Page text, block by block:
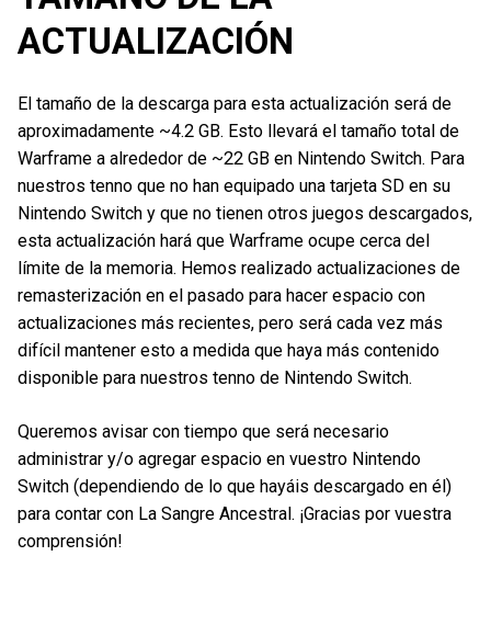
ACTUALIZACIÓN
El tamaño de la descarga para esta actualización será de
aproximadamente ~4.2 GB. Esto llevará el tamaño total de
Warframe a alrededor de ~22 GB en Nintendo Switch. Para
nuestros tenno que no han equipado una tarjeta SD en su
Nintendo Switch y que no tienen otros juegos descargados,
esta actualización hará que Warframe ocupe cerca del
límite de la memoria. Hemos realizado actualizaciones de
remasterización en el pasado para hacer espacio con
actualizaciones más recientes, pero será cada vez más
difícil mantener esto a medida que haya más contenido
disponible para nuestros tenno de Nintendo Switch.
Queremos avisar con tiempo que será necesario
administrar y/o agregar espacio en vuestro Nintendo
Switch (dependiendo de lo que hayáis descargado en él)
para contar con La Sangre Ancestral. ¡Gracias por vuestra
comprensión!